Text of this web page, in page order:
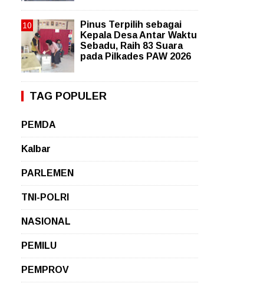
Pinus Terpilih sebagai
Kepala Desa Antar Waktu
Sebadu, Raih 83 Suara
pada Pilkades PAW 2026
TAG POPULER
PEMDA
Kalbar
PARLEMEN
TNI-POLRI
NASIONAL
PEMILU
PEMPROV